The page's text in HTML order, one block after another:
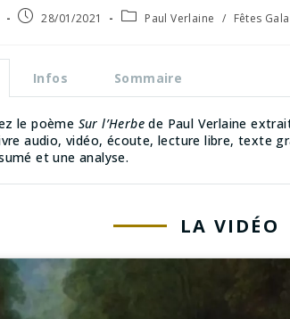
28/01/2021 Paul Verlaine / Fêtes
Infos Sommaire
le poème Sur l’Herbe de Paul Verlaine
audio, vidéo, écoute, lecture libre, texte
et une analyse.
LA VIDÉO